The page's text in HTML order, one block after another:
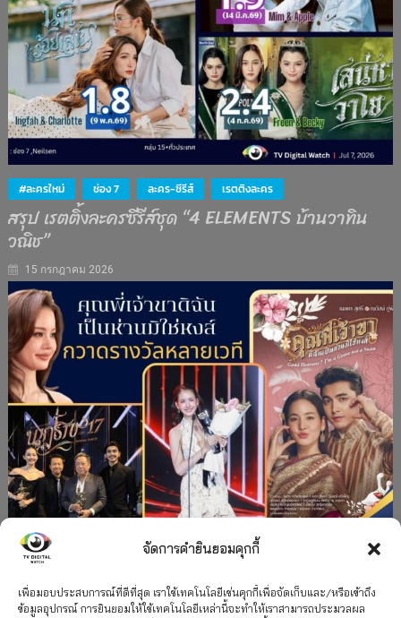
จัดการคำยินยอมคุกกี้
เพื่อมอบประสบการณ์ที่ดีที่สุด เราใช้เทคโนโลยีเช่นคุกกี้เพื่อจัดเก็บและ/หรือเข้าถึง
ข้อมูลอุปกรณ์ การยินยอมให้ใช้เทคโนโลยีเหล่านี้จะทำให้เราสามารถประมวลผล
#ละครใหม่ ช่อง 7 ละคร-ซีรีส์ เรตติงละคร
สรุป เรตติ้งละครซีรีส์ชุด “4 ELEMENTS บ้านวาทิน
วณิช”
15 กรกฎาคม 2026
”คุณพี่เจ้าขาดิฉันเป็นห่านมิใช่หงส์” กวาดรางวัล